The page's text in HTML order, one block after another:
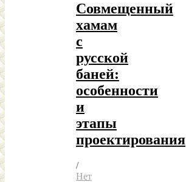
Совмещенный
хамам
с
русской
баней:
особенности
и
этапы
проектирования
/
Нет